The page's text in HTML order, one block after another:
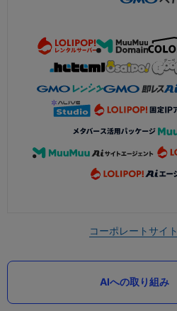
コーポレートサイト
AIへの取り組み